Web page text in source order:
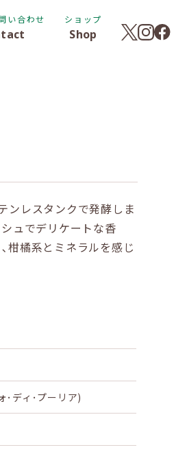
い合わせ ショップ
Shop
ンレスタンクで発酵しま
ュでデリケートな香
柑橘系とミネラルを感じ
･ディ･プーリア)